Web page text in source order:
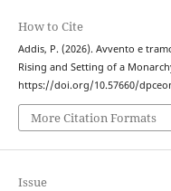
How to Cite
Addis, P. (2026). Avvento e
Rising and Setting of a
https://doi.org/10.57660/
More Citation Formats
Issue